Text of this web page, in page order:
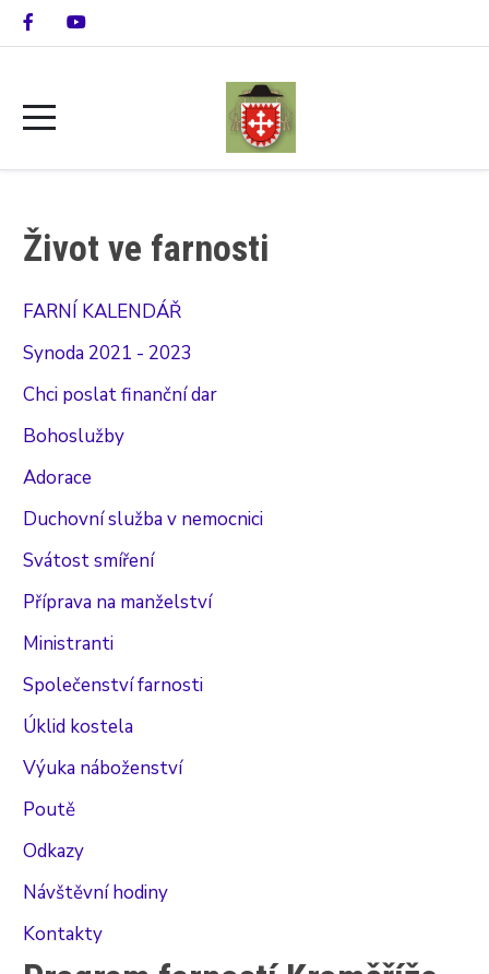
Život ve farnosti
FARNÍ KALENDÁŘ
Synoda 2021 - 2023
Chci poslat finanční dar
Bohoslužby
Adorace
Duchovní služba v nemocnici
Svátost smíření
Příprava na manželství
Ministranti
Společenství farnosti
Úklid kostela
Výuka náboženství
Poutě
Odkazy
Návštěvní hodiny
Kontakty